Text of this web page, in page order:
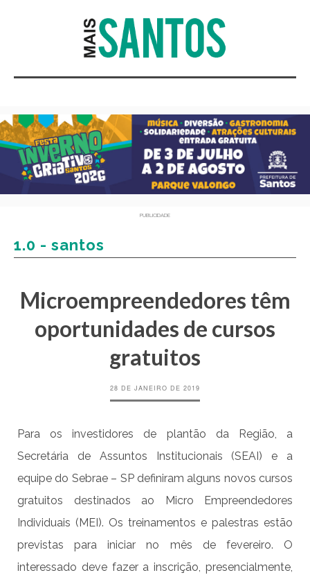
PUBLICIDADE
1.0 - santos
Microempreendedores têm
oportunidades de cursos
gratuitos
28 DE JANEIRO DE 2019
Para os investidores de plantão da Região, a
Secretária de Assuntos Institucionais (SEAI) e a
equipe do Sebrae – SP definiram alguns novos cursos
gratuitos destinados ao Micro Empreendedores
Individuais (MEI). Os treinamentos e palestras estão
previstas para iniciar no mês de fevereiro. O
interessado deve fazer a inscrição, presencialmente,